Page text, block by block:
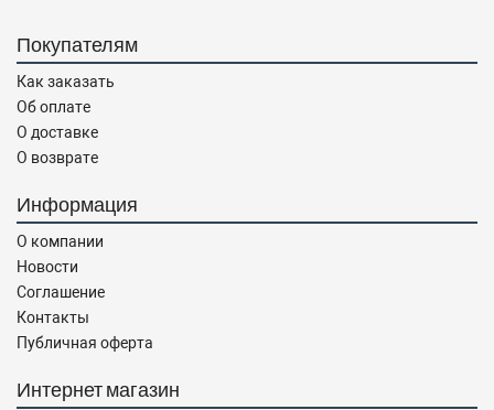
Покупателям
Как заказать
Об оплате
О доставке
О возврате
Информация
О компании
Новости
Соглашение
Контакты
Публичная оферта
Интернет магазин